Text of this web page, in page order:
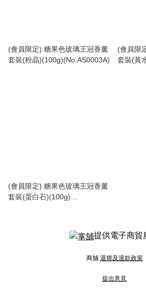
(會員限定) 糖果色玻璃王冠香薰
套裝(粉晶)(100g)(No.AS0003A)
(會員限
套裝(黃
(會員限定) 糖果色玻璃王冠香薰
套裝(蛋白石)(100g)
提供電子商貿
商舖 退貨及退款政策
提出意見